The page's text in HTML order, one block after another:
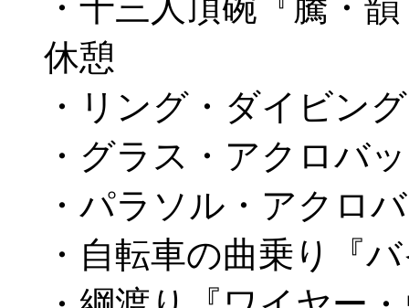
休憩
・リング・ダイビン
・グラス・アクロバ
・パラソル・アクロ
・自転車の曲乗り『